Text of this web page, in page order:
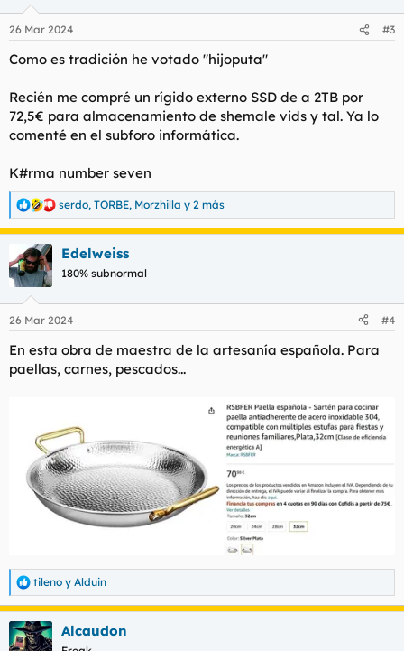
e
:
26 Mar 2024 #3
Como es tradición he votado "hijoputa"
Recién me compré un rígido externo SSD de a 2TB por
72,5€ para almacenamiento de shemale vids y tal. Ya lo
comenté en el subforo informática.
K#rma number seven
R
e
a
c
c
i
e
:
serdo, TORBE, Morzhilla y 2 más
Edelweiss
180% subnormal
26 Mar 2024 #4
En esta obra de maestra de la artesanía española. Para
paellas, carnes, pescados...
R
e
a
c
c
tileno y Alduin
Alcaudon